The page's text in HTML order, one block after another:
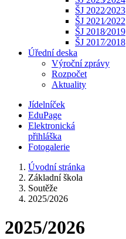
ŠJ 2022⁄2023
ŠJ 2021⁄2022
ŠJ 2018⁄2019
ŠJ 2017⁄2018
Úřední deska
Výroční zprávy
Rozpočet
Aktuality
Jídelníček
EduPage
Elektronická
přihláška
Fotogalerie
Úvodní stránka
Základní škola
Soutěže
2025/2026
2025/2026